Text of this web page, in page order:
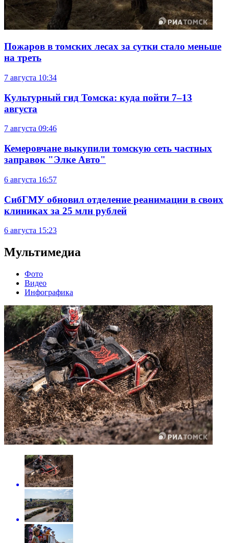
Пожаров в томских лесах за сутки стало меньше
на треть
7 августа 10:34
Культурный гид Томска: куда пойти 7–13
августа
7 августа 09:46
Кемеровчане выкупили томскую сеть частных
заправок "Элке Авто"
6 августа 16:57
СибГМУ обновил отделение реанимации в своих
клиниках за 25 млн рублей
6 августа 15:23
Мультимедиа
Фото
Видео
Инфографика